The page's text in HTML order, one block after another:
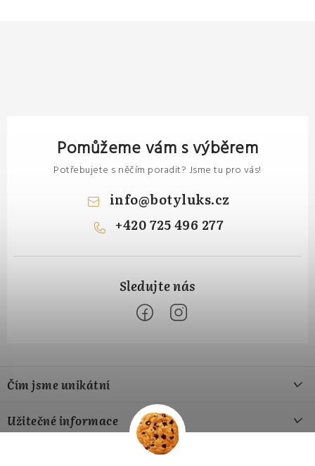
Pomůžeme vám s výběrem
Potřebujete s něčím poradit? Jsme tu pro vás!
info@botyluks.cz
+420 725 496 277
p
a
t
Čím jsme unikátní
Užitečné informace
Jak si vybrat správnou velikost